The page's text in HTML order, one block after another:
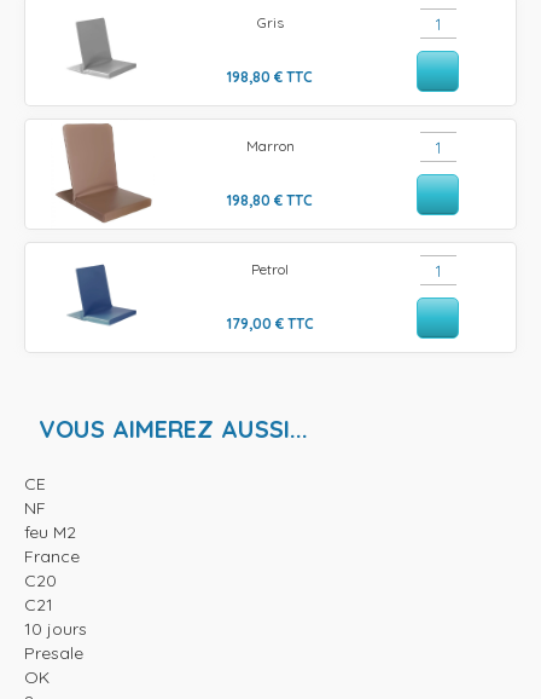
Gris
198,80€ TTC
Marron
198,80€ TTC
Petrol
179,00 € TTC
VOUS AIMEREZ AUSSI...
CE
NF
feu M2
France
C20
C21
10 jours
Presale
OK